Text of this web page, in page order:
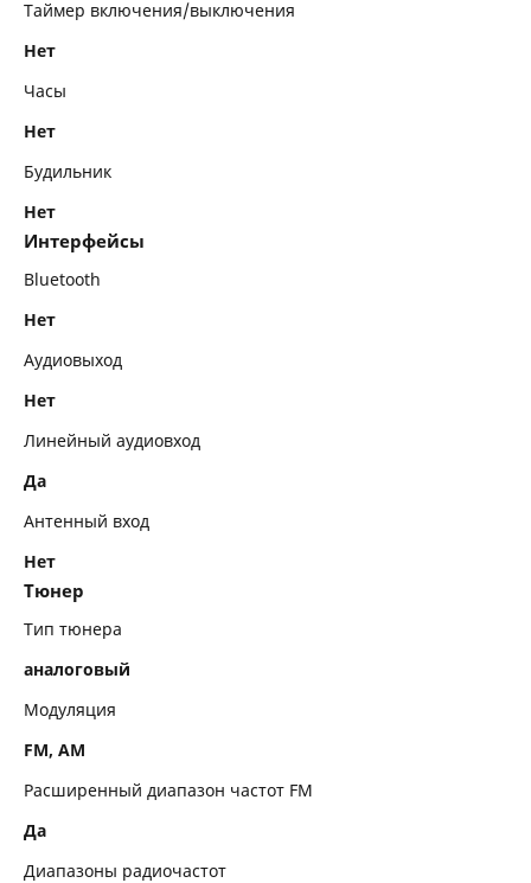
Таймер включения/выключения
Нет
Часы
Нет
Будильник
Нет
Интерфейсы
Bluetooth
Нет
Аудиовыход
Нет
Линейный аудиовход
Да
Антенный вход
Нет
Тюнер
Тип тюнера
аналоговый
Модуляция
FM, AM
Расширенный диапазон частот FM
Да
Диапазоны радиочастот